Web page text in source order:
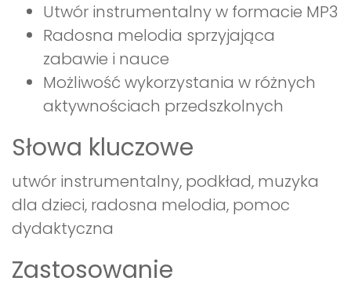
Utwór instrumentalny w formacie MP3
Radosna melodia sprzyjająca
zabawie i nauce
Możliwość wykorzystania w różnych
aktywnościach przedszkolnych
Słowa kluczowe
utwór instrumentalny, podkład, muzyka
dla dzieci, radosna melodia, pomoc
dydaktyczna
Zastosowanie